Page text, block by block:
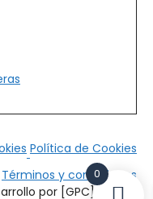
por [GPC]*
Política de Cookies
Términos y condiciones
0